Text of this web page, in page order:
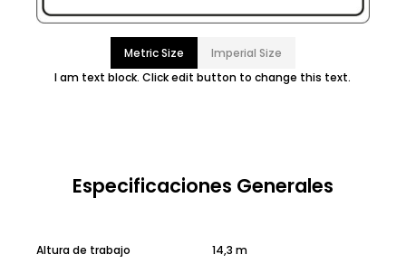
Metric Size
Imperial Size
I am text block. Click edit button to change this text.
Especificaciones Generales
Altura de trabajo 14,3 m